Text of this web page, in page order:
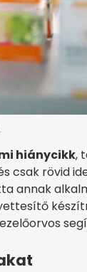
hiánycikk,
csak rövid
annak